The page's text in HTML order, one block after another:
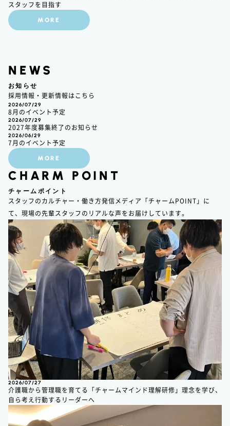
スタッフを目指す
MORE
NEWS
お知らせ
採用情報・更新情報はこちら
2026/07/29
8月のイベント予定
2026/07/29
2027年度募集終了のお知らせ
2026/06/29
7月のイベント予定
MORE
CHARM POINT
チャームポイント
スタッフのカルチャー・働き方発信メディア「チャームPOINT」に
て、現場の先輩スタッフのリアルな声をお届けしています。
2026/07/27
介護職から管理職を育てる「チャームマインド理解研修」理念を学び、
自ら考え行動するリーダーへ